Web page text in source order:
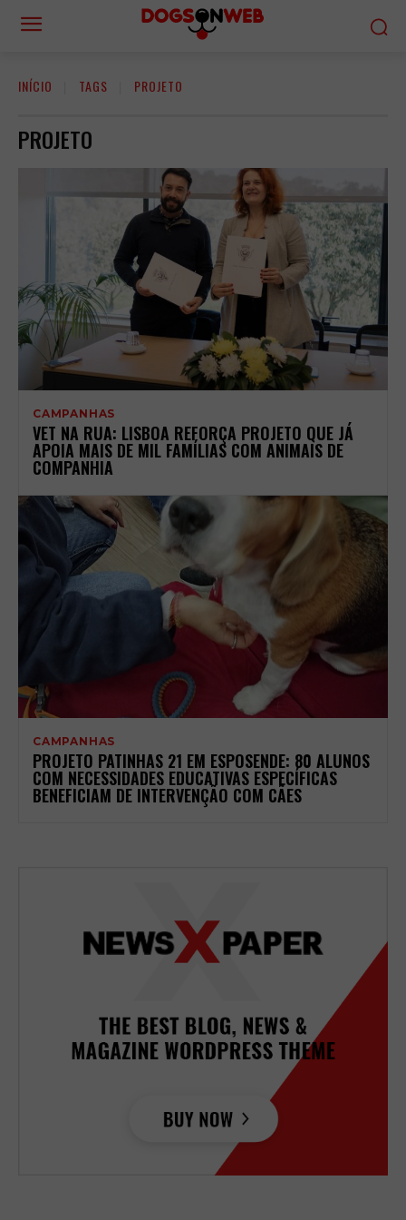
INÍCIO TAGS PROJETO
PROJETO
CAMPANHAS
VET NA RUA: LISBOA REFORÇA PROJETO QUE JÁ
APOIA MAIS DE MIL FAMÍLIAS COM ANIMAIS DE
COMPANHIA
CAMPANHAS
PROJETO PATINHAS 21 EM ESPOSENDE: 80 ALUNOS
COM NECESSIDADES EDUCATIVAS ESPECÍFICAS
BENEFICIAM DE INTERVENÇÃO COM CÃES